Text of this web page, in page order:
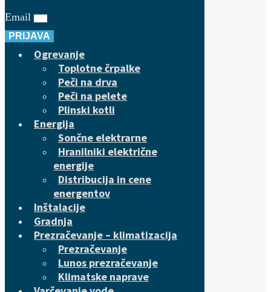
Email
PRIJAVA
Ogrevanje
Toplotne črpalke
Peči na drva
Peči na pelete
Plinski kotli
Energija
Sončne elektrarne
Hranilniki električne
energije
Distribucija in cene
energentov
Inštalacije
Gradnja
Prezračevanje – klimatizacija
Prezračevanje
Lunos prezračevanje
Klimatske naprave